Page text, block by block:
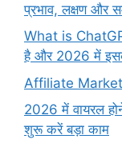
प्रभाव, लक्षण और
What is
है और 2026 में
Affiliate
2026 में वायरल
शुरू करें बड़ा काम